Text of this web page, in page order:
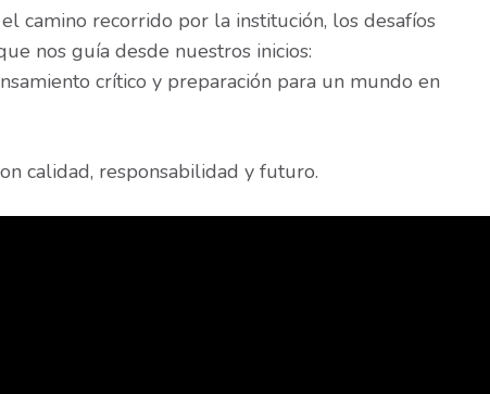
camino recorrido por la institución, los desafíos
nos guía desde nuestros inicios:
crítico y preparación para un mundo en
calidad, responsabilidad y futuro.